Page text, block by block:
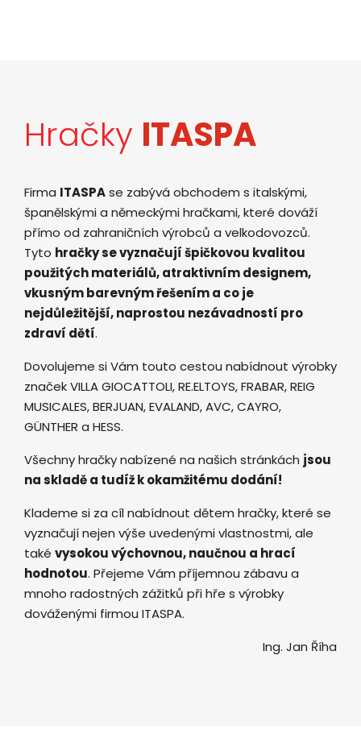
Hračky ITASPA
Firma ITASPAse zabývá obchodem s italskými,
španělskými a německými hračkami, které dováží
přímo od zahraničních výrobců a velkodovozců.
Tyto hračky se vyznačují špičkovou kvalitou
použitých materiálů, atraktivním designem,
vkusným barevným řešením a co je
nejdůležitější, naprostou nezávadností pro
zdraví dětí.
Dovolujeme si Vám touto cestou nabídnout výrobky
značek VILLA GIOCATTOLI, RE.ELTOYS, FRABAR, REIG
MUSICALES, BERJUAN, EVALAND, AVC, CAYRO,
GÜNTHER a HESS.
Všechny hračky nabízené na našich stránkách jsou
na skladě a tudíž k okamžitému dodání!
Klademe si za cíl nabídnout dětem hračky, které se
vyznačují nejen výše uvedenými vlastnostmi, ale
také vysokou výchovnou, naučnou a hrací
hodnotou. Přejeme Vám příjemnou zábavu a
mnoho radostných zážitků při hře s výrobky
dováženými firmou ITASPA.
Ing. Jan Říha